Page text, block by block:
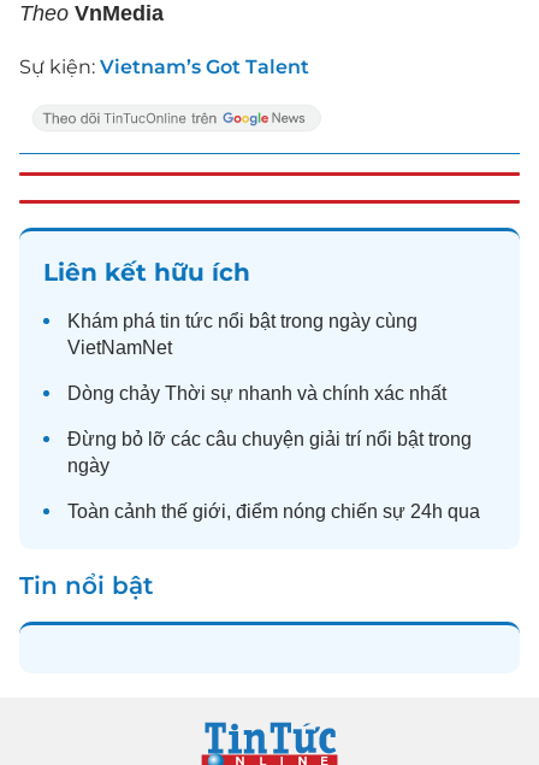
Theo VnMedia
Sự kiện: Vietnam’s Got Talent
Liên kết hữu ích
Khám phá tin tức nổi bật trong ngày cùng
VietNamNet
Dòng chảy Thời sự nhanh và chính xác nhất
Đừng bỏ lỡ các câu chuyện giải trí nổi bật trong
ngày
Toàn cảnh thế giới, điểm nóng chiến sự 24h qua
Tin nổi bật